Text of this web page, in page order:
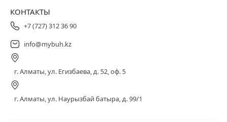
КОНТАКТЫ
+7 (727) 312 36 90
info@mybuh.kz
г. Алматы, ул. Егизбаева, д. 52, оф. 5
г. Алматы, ул. Наурызбай батыра, д. 99/1